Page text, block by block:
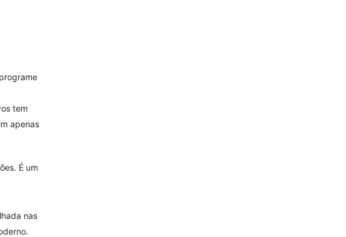
tem
apenas
É um
nas